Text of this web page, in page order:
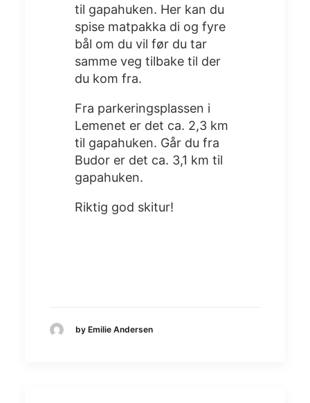
til gapahuken. Her kan du
spise matpakka di og fyre
bål om du vil før du tar
samme veg tilbake til der
du kom fra.
Fra parkeringsplassen i
Lemenet er det ca. 2,3 km
til gapahuken. Går du fra
Budor er det ca. 3,1 km til
gapahuken.
Riktig god skitur!
by Emilie Andersen